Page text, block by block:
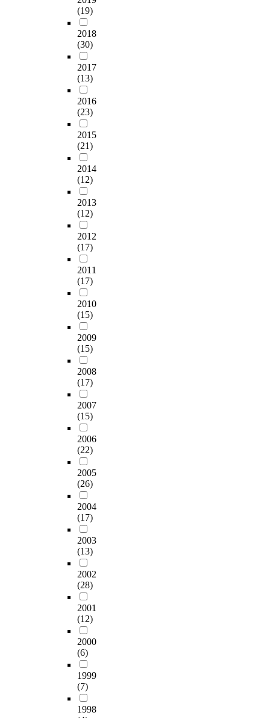
(19)
2018
(30)
2017
(13)
2016
(23)
2015
(21)
2014
(12)
2013
(12)
2012
(17)
2011
(17)
2010
(15)
2009
(15)
2008
(17)
2007
(15)
2006
(22)
2005
(26)
2004
(17)
2003
(13)
2002
(28)
2001
(12)
2000
(6)
1999
(7)
1998